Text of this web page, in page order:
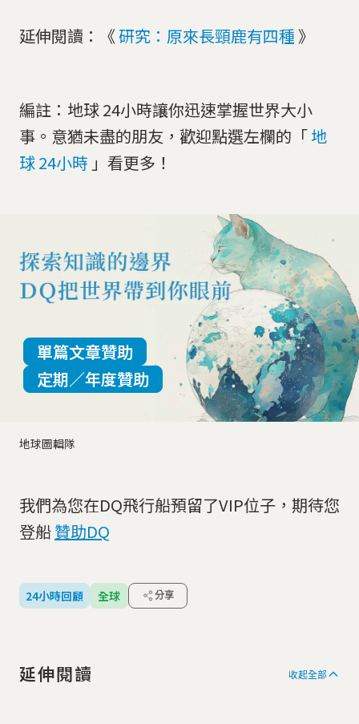
延伸閱讀：《研究：原來長頸鹿有四種 》
編註：地球 24小時讓你迅速掌握世界大小
事。意猶未盡的朋友，歡迎點選左欄的「地
球 24小時 」看更多！
地球圖輯隊
單篇文章贊助
定期／年度贊助
我們為您在DQ飛行船預留了VIP位子，期待您
登船贊助DQ
24小時回顧 全球 分享
延伸閱讀 收起全部